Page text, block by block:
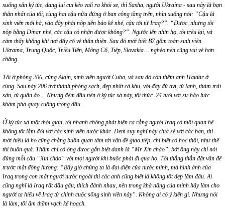
xuống sân ký túc, đang lui cui kéo vali ra khỏi xe, thì Sasha, người Ukraina - sau này là bạn
thân nhất của tôi, cùng hai cậu nữa đứng ở ban công tầng trên, nhìn xuống nói: “Cậu là
sinh viên mới hả, vào đây phải nộp tiền bảo kê nhé, cậu tới từ Iraq?”. “Được, nhưng tôi
nộp bằng Dinar nhé, các cậu có nhận được không?”. Ngước lên nhìn họ, tôi trêu lại, và
cảm thấy không khí nơi đây có vẻ thân thiện. Sau đó mới biết B7 gồm toàn sinh viên
Ukraina, Trung Quốc, Triều Tiên, Mông Cổ, Tiệp, Slovakia… nghèo nên cũng vui vẻ hơn
chăng.
Tôi ở phòng 206, cùng Alain, sinh viên người Cuba, và sau đó còn thêm anh Haidar ở
cùng. Sau này 206 trở thành phòng sạch, đẹp nhất cả khu, với đầy đủ tivi, tủ lạnh, thảm trải
sàn, tủ quần áo… Nhưng đêm đầu tiên ở ký túc xá này, tôi thức. 24 tuổi với sự háo hức
khám phá quay cuồng trong đầu.
Ở ký túc xá một thời gian, tôi nhanh chóng phát hiện ra rằng người Iraq có mối quan hệ
không tốt lắm đối với các sinh viên nước khác. Đem suy nghĩ này chia sẻ với các bạn, thì
mới hiểu là họ cũng chẳng buồn quan tâm tới vấn đề giao tiếp, chỉ biết có học thôi, như thế
thì buồn quá. Thậm chí có ông được gắn biệt danh là “Mr Xin chào”, bởi ông nàychỉ nói
đúng mỗi câu “Xin chào” với mọi người khi buộc phải đi qua họ. Tôi thẳng thắn đặt vấn đề
trước mặt đồng hương: “Bây giờ chúng ta là đại diện của nước mình, mà hình ảnh của
Iraq trong con mắt người nước ngoài thì các anh cũng biết là không tốt đẹp lắm đâu. Ai
cũng nghĩ là Iraq rất đầu gấu, thích đánh nhau, nên trong khả năng của mình hãy làm cho
người ta hiểu về Iraq từ chính cuộc sống sinh viên này”. Không ai có ý kiến gì. Nhưng nói
là làm, tôi âm thầm vạch kế hoạch.